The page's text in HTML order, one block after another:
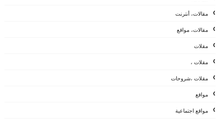
مقالات، أنترنت
مقالات، مواقع
مقلات
مقلات ،
مقلات ،شروحات
مواقع
مواقع اجتماعية